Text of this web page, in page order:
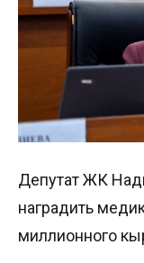
Депутат ЖК
наградить
миллионного